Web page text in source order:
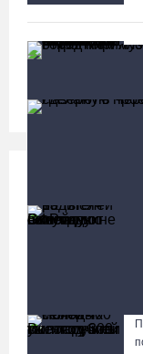
Лазерную